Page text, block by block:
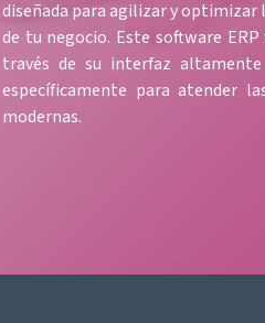
diseñada para agilizar y
de tu negocio. Este software
través de su interfaz
específicamente para atender
modernas.